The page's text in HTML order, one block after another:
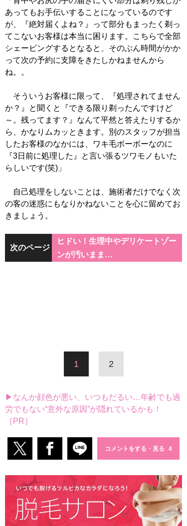
あってもお手伝いすることになっているのです
が、『絶対届くよね？』って部分もまったく剃っ
てこないお客様は本当に困ります。こちらで全部
シェービングするとなると、そのぶん時間がかか
って次の予約に支障をきたしかねませんから
ね。。
そういうお客様に限って、『処理されてません
か？』と聞くと『できる限り剃ったんですけど
～。残ってます？』なんて平然と答えたりするか
ら、かなりムカッときます。別のスタッフが担当
したお客様のなかには、ワキ毛ボーボーなのに
『3日前に処理した』と言い張るツワモノもいた
らしいです(笑)」
自己処理をしないことは、施術者だけでなく次
の客の迷惑にもなりかねないことを心に留めてお
きましょう。
次のページ
ヒドい！生理中やデリケートゾー
ンが汚いまま…
1 2
▶なんか顔色が悪い、いつもだるい…年齢でも過
労でもない“意外な原因”が隠れているかも！
［PR］
コメントをする・見る